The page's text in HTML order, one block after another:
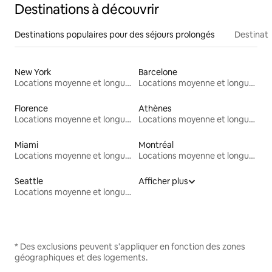
Destinations à découvrir
Destinations populaires pour des séjours prolongés
New York
Locations moyenne et longue durée
Barcelone
Locations moyenne et longue durée
Florence
Locations moyenne et longue durée
Athènes
Locations moyenne et longue durée
Miami
Locations moyenne et longue durée
Montréal
Locations moyenne et longue durée
Seattle
Locations moyenne et longue durée
Afficher plus
* Des exclusions peuvent s'appliquer en fonction des zones
géographiques et des logements.